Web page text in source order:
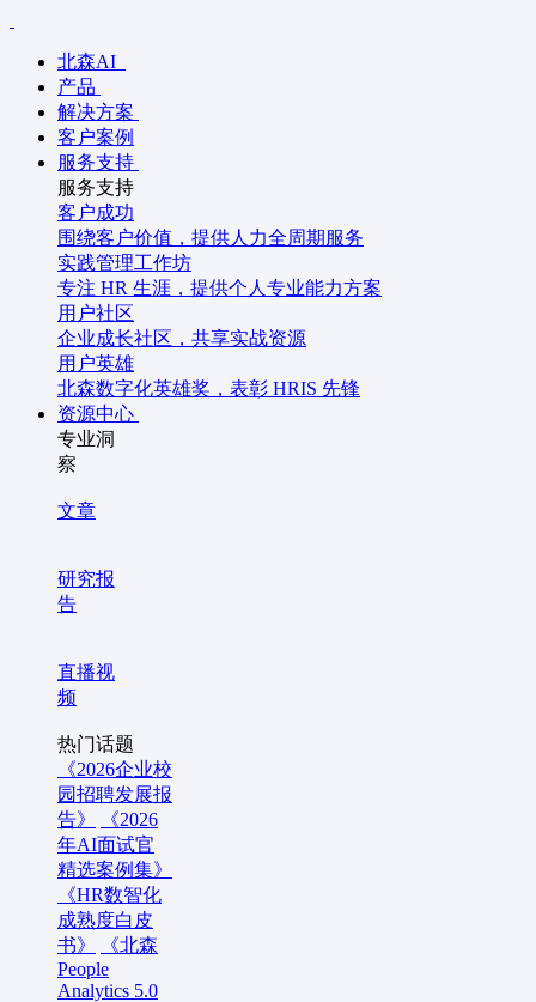
北森AI
产品
解决方案
客户案例
服务支持
服务支持
客户成功
围绕客户价值，提供人力全周期服务
实践管理工作坊
专注 HR 生涯，提供个人专业能力方案
用户社区
企业成长社区，共享实战资源
用户英雄
北森数字化英雄奖，表彰 HRIS 先锋
资源中心
专业洞
察
文章
研究报
告
直播视
频
热门话题
《2026企业校
园招聘发展报
告》
《2026
年AI面试官
精选案例集》
《HR数智化
成熟度白皮
书》
《北森
People
Analytics 5.0